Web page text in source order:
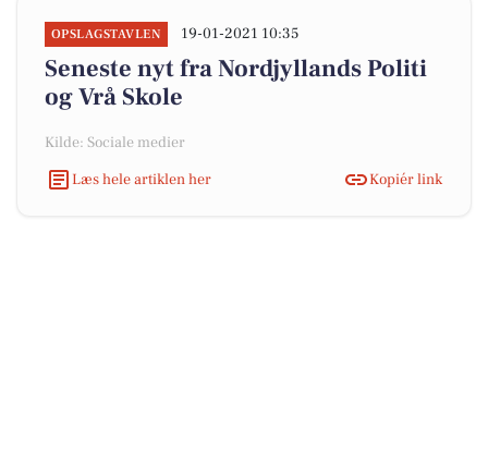
OPSLAGSTAVLEN 19-01-2021 10:35
Seneste nyt fra Nordjyllands Politi
og Vrå Skole
Kilde: Sociale medier
Læs hele artiklen her
Kopiér link